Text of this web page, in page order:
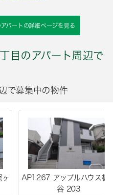
パートの詳細ページを見る
目のアパート周辺で
で募集中の物件
ヶ
AP1267 アップルハウス梶
谷 203